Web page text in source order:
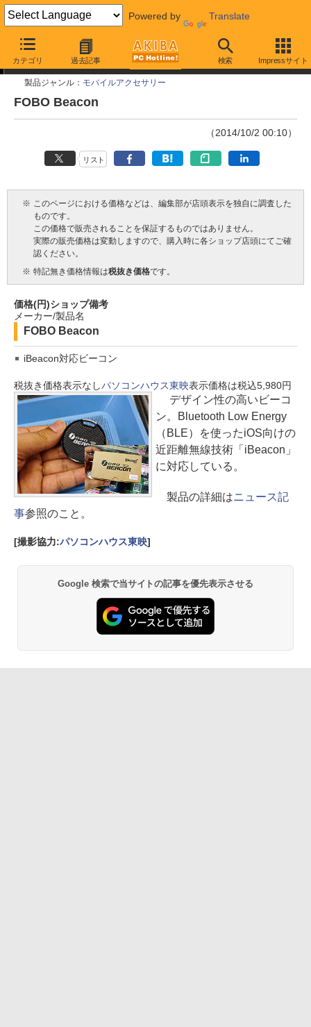
Powered by Translate
カテゴリ 過去記事 検索 Impressサイト
今週見つけた新製品
製品ジャンル： モバイルアクセサリー
FOBO Beacon
（2014/10/2 00:10）
リスト
※ このページにおける価格などは、編集部が店頭表示を独自に調査した
ものです。
この価格で販売されることを保証するものではありません。
実際の販売価格は変動しますので、購入時に各ショップ店頭にてご確
認ください。
※ 特記無き価格情報は税抜き価格です。
価格(円)ショップ備考
メーカー/製品名
FOBO Beacon
iBeacon対応ビーコン
税抜き価格表示なしパソコンハウス東映表示価格は税込5,980円
デザイン性の高いビーコ
ン。Bluetooth Low Energy
（BLE）を使ったiOS向けの
近距離無線技術「iBeacon」
に対応している。
製品の詳細はニュース記
事参照のこと。
[撮影協力:パソコンハウス東映]
Google 検索で当サイトの記事を優先表示させる